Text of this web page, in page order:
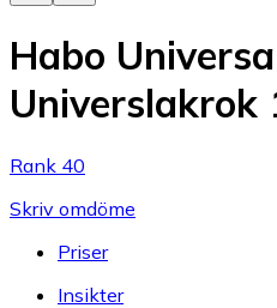
Habo
Universlakrok
Rank 40
Skriv omdöme
Priser
Insikter